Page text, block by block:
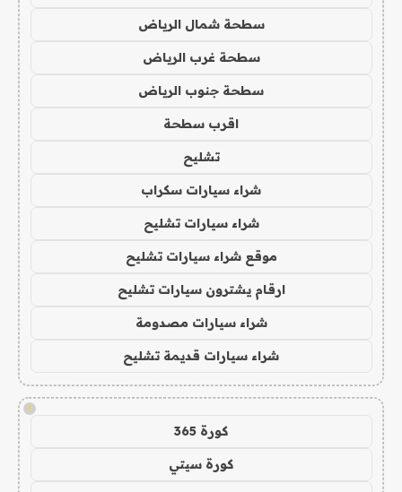
سطحة شمال الرياض
سطحة غرب الرياض
سطحة جنوب الرياض
اقرب سطحة
تشليح
شراء سيارات سكراب
شراء سيارات تشليح
موقع شراء سيارات تشليح
ارقام يشترون سيارات تشليح
شراء سيارات مصدومة
شراء سيارات قديمة تشليح
!
كورة 365
كورة سيتي